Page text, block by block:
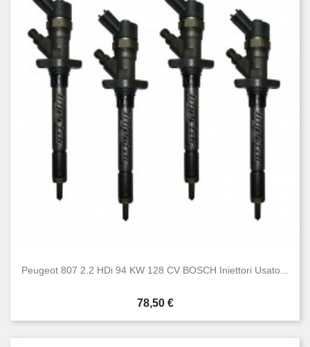
Nuovo Usato
Peugeot 807 2.2 HDi 94 KW 128 CV BOSCH Iniettori Usato...
Prezzo
78,50 €